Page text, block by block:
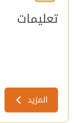
تعليمات
المزيد